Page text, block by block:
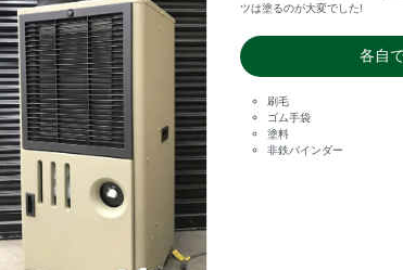
ツは塗るのが大変でした!
各自
刷毛
ゴム手袋
塗料
非鉄バインダー